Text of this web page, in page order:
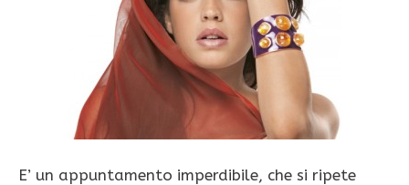
E’ un appuntamento imperdibile, che si ripete